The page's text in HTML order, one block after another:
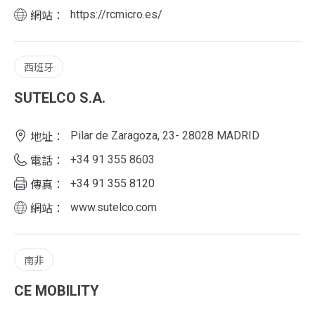
網站：
https://rcmicro.es/
西班牙
SUTELCO S.A.
地址：
Pilar de Zaragoza, 23- 28028 MADRID
電話：
+34 91 355 8603
傳真：
+34 91 355 8120
網站：
www.sutelco.com
南非
CE MOBILITY